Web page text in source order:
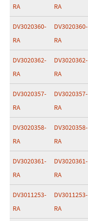
RA
RA
DV3020360-
RA
DV3020360-
RA
DV3020362-
RA
DV3020362-
RA
DV3020357-
RA
DV3020357-
RA
DV3020358-
RA
DV3020358-
RA
DV3020361-
RA
DV3020361-
RA
DV3011253-
RA
DV3011253-
RA